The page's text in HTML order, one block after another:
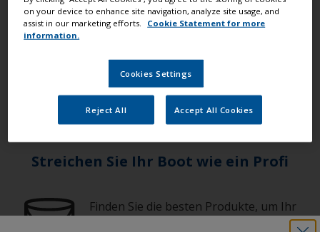
JA! Unser Etikett ist so aufgebaut, dass
Anweisungen klar und verständlich sind. Lesen Sie
immer alle Anweisungen wie auch die Gesundheits-
und Sicherheitsanweisungen bevor Sie das Produkt
verwenden. Das spart auf längere Sicht mehr Zeit.
Streichen Sie Ihr Boot wie ein Profi
Finden Sie die besten Produkte, um Ihr
Boot in einem großartigem Zustand zu
on your device to enhance site navigation, analyze site usage, and
assist in our marketing efforts.
Cookie Statement for more
information.
Cookies Settings
Reject All Accept All Cookies